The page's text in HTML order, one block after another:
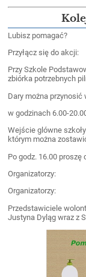
Lubisz pomagać?
Przyłącz się do akcji:
Przy Szkole
zbiórka potrzebnych
Dary można przynosić
w godzinach 6.00-
Wejście glówne
którym można
Po godz. 16.00
Organizatorzy:
Organizatorzy:
Przedstawiciele
Justyna Dyląg wraz z